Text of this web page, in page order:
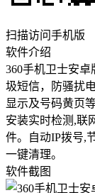
扫描访问手机版
软件介绍
360手机卫士安
圾短信，防骚扰
显示及号码黄页
安装实时检测,联
件。自动IP拨号,
一键清理。
软件截图